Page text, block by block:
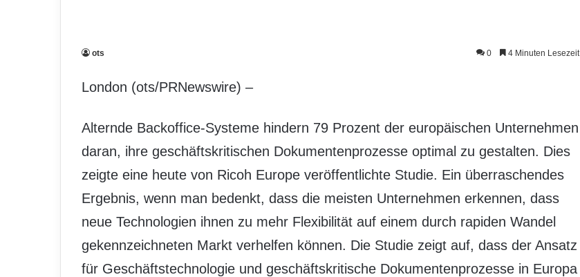
ots 0 4 Minuten Lesezeit
London (ots/PRNewswire) –
Alternde Backoffice-Systeme hindern 79 Prozent der europäischen Unternehmen
daran, ihre geschäftskritischen Dokumentenprozesse optimal zu gestalten. Dies
zeigte eine heute von Ricoh Europe veröffentlichte Studie. Ein überraschendes
Ergebnis, wenn man bedenkt, dass die meisten Unternehmen erkennen, dass
neue Technologien ihnen zu mehr Flexibilität auf einem durch rapiden Wandel
gekennzeichneten Markt verhelfen können. Die Studie zeigt auf, dass der Ansatz
für Geschäftstechnologie und geschäftskritische Dokumentenprozesse in Europa